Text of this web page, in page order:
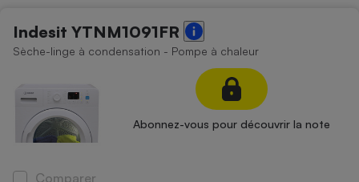
Indesit YTNM1091FR
Sèche-linge à condensation - Pompe à chaleur
Abonnez-vous pour découvrir la note
Comparer